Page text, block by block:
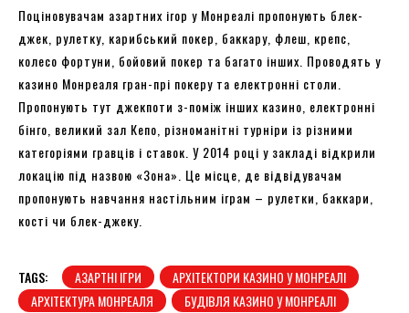
Поціновувачам азартних ігор у Монреалі пропонують блек-
джек, рулетку, карибський покер, баккару, флеш, крепс,
колесо фортуни, бойовий покер та багато інших. Проводять у
казино Монреаля гран-прі покеру та електронні столи.
Пропонують тут джекпоти з-поміж інших казино, електронні
бінго, великий зал Кепо, різноманітні турніри із різними
категоріями гравців і ставок. У 2014 році у закладі відкрили
локацію під назвою «Зона». Це місце, де відвідувачам
пропонують навчання настільним іграм – рулетки, баккари,
кості чи блек-джеку.
TAGS: АЗАРТНІ ІГРИ
АРХІТЕКТОРИ КАЗИНО У МОНРЕАЛІ
АРХІТЕКТУРА МОНРЕАЛЯ
БУДІВЛЯ КАЗИНО У МОНРЕАЛІ